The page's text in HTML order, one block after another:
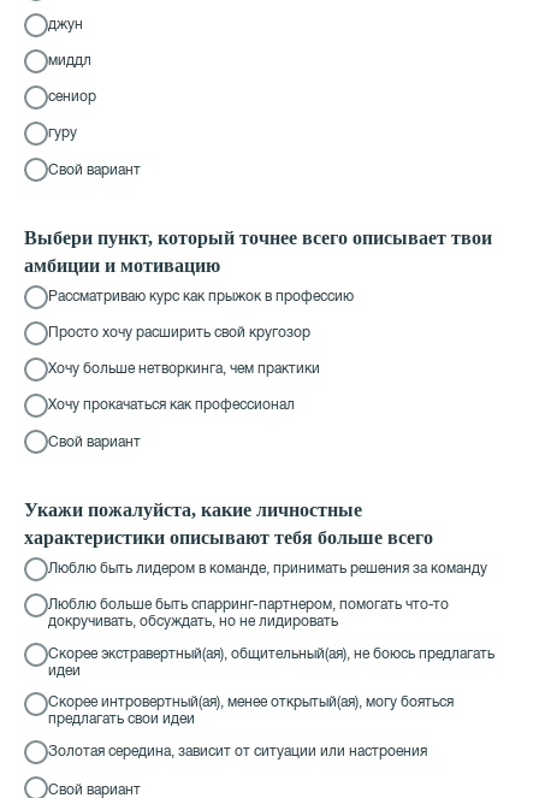
джун
миддл
сениор
гуру
Свой вариант
Выбери пункт, который точнее всего описывает твои
амбиции и мотивацию
Рассматриваю курс как прыжок в профессию
Просто хочу расширить свой кругозор
Хочу больше нетворкинга, чем практики
Хочу прокачаться как профессионал
Свой вариант
Укажи пожалуйста, какие личностные
характеристики описывают тебя больше всего
Люблю быть лидером в команде, принимать решения за команду
Люблю больше быть спарринг-партнером, помогать что-то
докручивать, обсуждать, но не лидировать
Скорее экстравертный(ая), общительный(ая), не боюсь предлагать
идеи
Скорее интровертный(ая), менее открытый(ая), могу бояться
предлагать свои идеи
Золотая середина, зависит от ситуации или настроения
Свой вариант